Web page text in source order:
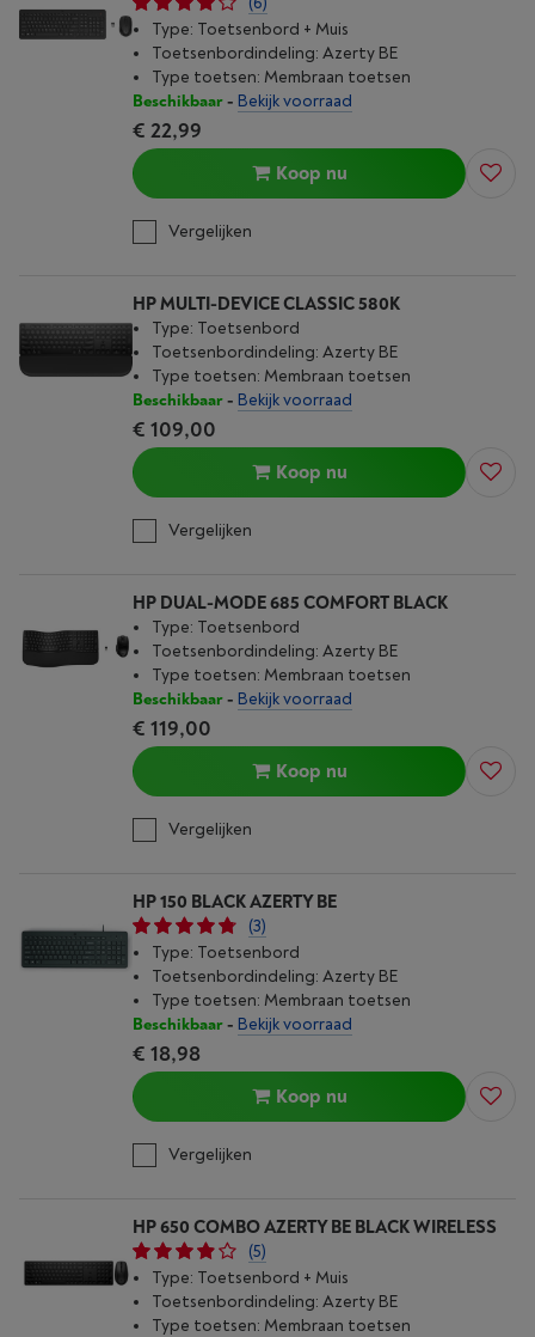
Type: Toetsenbord + Muis
Toetsenbordindeling: Azerty BE
Type toetsen: Membraan toetsen
Beschikbaar- Bekijk voorraad
€ 22,99
Koop nu
Vergelijken
HP MULTI-DEVICE CLASSIC 580K
Type: Toetsenbord
Toetsenbordindeling: Azerty BE
Type toetsen: Membraan toetsen
Beschikbaar- Bekijk voorraad
€ 109,00
Koop nu
Vergelijken
HP DUAL-MODE 685 COMFORT BLACK
Type: Toetsenbord
Toetsenbordindeling: Azerty BE
Type toetsen: Membraan toetsen
Beschikbaar- Bekijk voorraad
€ 119,00
Koop nu
Vergelijken
HP 150 BLACK AZERTY BE
(3)
Type: Toetsenbord
Toetsenbordindeling: Azerty BE
Type toetsen: Membraan toetsen
Beschikbaar- Bekijk voorraad
€ 18,98
Koop nu
Vergelijken
HP 650 COMBO AZERTY BE BLACK WIRELESS
(5)
Type: Toetsenbord + Muis
Toetsenbordindeling: Azerty BE
Type toetsen: Membraan toetsen